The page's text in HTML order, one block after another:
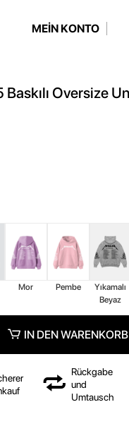
MEİN KONTO
Oversize
Mor Pembe
Yıkamalı
Beyaz
IN DEN
Rückgabe
und
Umtausch